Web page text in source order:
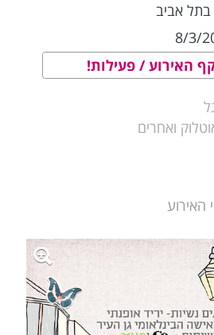
בתל אביב
8/3/
האירוע / פעילות!
ואחרים
האירוע